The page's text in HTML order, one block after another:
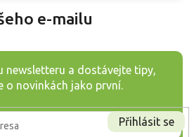
e-mailu
newsletteru a dostávejte tipy,
o novinkách jako první.
Přihlásit se